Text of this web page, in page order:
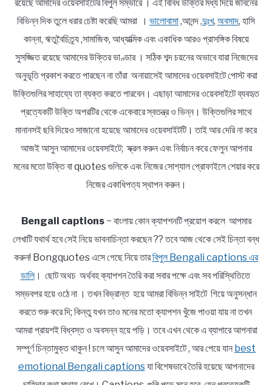
রয়েছে আমাদের ওয়েবসাইটের বিপুল সম্ভারে । এই বিবিধ উক্তির মধ্য দিয়ে জীবনের
বিভিন্ন দিক তুলে ধরার চেষ্টা করেছি আমরা । ভালোবাসা,আনন্দ ,দুঃখ, অবসাদ, হাসি
কান্না, ঋতুবৈচিত্র্য ,সামাজিক, আধ্যাত্মিক এবং একাধিক আরও প্রাসঙ্গিক বিষয়ে
সুসজ্জিত রয়েছে আমাদের উক্তির ভাণ্ডার । সঠিক শব্দ চয়নের অভাবে যারা নিজেদের
অনুভূতি প্রকাশ করতে পারছেন না তাঁরা অনায়াসেই আমাদের ওয়েবসাইটে পোস্ট করা
উক্তিগুলির সাহায্যে তা ব্যক্ত করতে পারবেন। এছাড়া আমাদের ওয়েবসাইটে ব্যবহৃত
প্রত্যেকটি উক্তি অপরটির থেকে একেবারে স্বতন্ত্র ও ভিন্ন। উক্তিগুলির সাথে
মানানসই ছবি দিয়েও সাজানো হয়েছে আমাদের ওয়েবসাইটটি। তাই আর দেরি না করে
আজই আসুন আমাদের ওয়েবসাইটে; স্ক্রল করুন এবং নির্বাচন করে ফেলুন আপনার
মনের মতো উক্তি বা quotes গুলিকে এবং নিজের সোশ্যাল প্রোফাইলে শেয়ার করে
নিজের একাধিপত্য স্থাপন করুন।
Bengali captions~ বাংলায় কোন ক্যাপশনটি প্রয়োগ করলে আপমার
লেখাটি যথার্থ হবে সেই নিয়ে ভাবনাচিন্তা করছেন ?? তবে আজ থেকে সেই চিন্তা বন্ধ
করুন! Bongquotes এসে গেছে নিয়ে তারবিপুল Bengali captions এর
ডালি। ছোট অথচ অর্থবহ ক্যাপশন তৈরি করা সবার পক্ষে এবং সব পরিস্থিতিতে
সম্ভবপর হয়ে ওঠে না । তখন বিভ্রান্ত হয়ে আমরা বিভিন্ন সাইটে গিয়ে অনুসন্ধান
করতে শুরু করে দি; কিন্তু যখন তাও মনের মতো ক্যাপশন খুঁজে পাওয়া যায় না তখন
আমরা প্রায়শই বিধ্বস্ত ও অবসন্ন হয়ে পড়ি। তবে এখন থেকে এ ব্যাপারে আপনারা
সম্পূর্ণ চিন্তামুক্ত থাকুন ! চলে আসুন আমাদের ওয়েবসাইটে , আর পেয়ে যান best
emotional Bengali captionsযা বিশেষভাবে তৈরি হয়েছে আপনাদের